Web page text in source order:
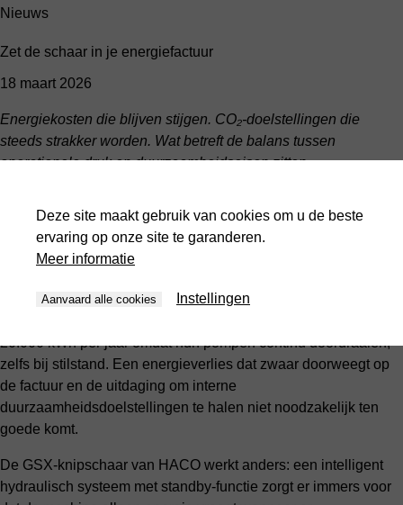
Nieuws
Zet de schaar in je energiefactuur
18 maart 2026
Energiekosten die blijven stijgen. CO₂-doelstellingen die
steeds strakker worden. Wat betreft de balans tussen
operationele druk en duurzaamheidseisen zitten
vallen, zonder concessies te doen aan snijkwaliteit of
20.000 kWh per jaar omdat hun pompen continu doordraaien,
zelfs bij stilstand. Een energieverlies dat zwaar doorweegt op
de factuur en de uitdaging om interne
duurzaamheidsdoelstellingen te halen niet noodzakelijk ten
goede komt.
De GSX-knipschaar van HACO werkt anders: een intelligent
hydraulisch systeem met standby-functie zorgt er immers voor
Deze site maakt gebruik van cookies om u de beste
ervaring op onze site te garanderen.
Meer informatie
Aanvaard alle cookies Instellingen